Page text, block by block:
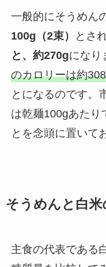
一般的にそうめん
100g（2束）
とさ
と、約270gになり
のカロリーは約
とになるのです。
は乾麺100gあたり
とを念頭に置いて
そうめんと白米
主食の代表である